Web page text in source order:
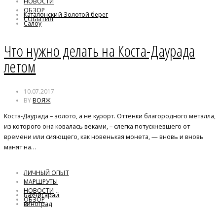
ОБЗОР
СОБЫТИЯ
Каталонский Золотой берег
Салоу
Что нужно делать на Коста-Даурада
летом
10.07.2017
BYВОЯЖ
Коста-Даурада – золото, а не курорт. Оттенки благородного металла,
из которого она ковалась веками, – слегка потускневшего от
времени или сияющего, как новенькая монета, — вновь и вновь
манят на…
ЛИЧНЫЙ ОПЫТ
МАРШРУТЫ
НОВОСТИ
ОБЗОР
Бахчисарай
виноград